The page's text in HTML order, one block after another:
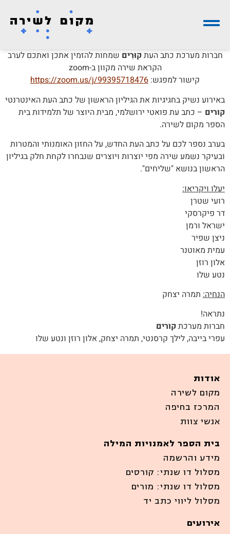
חברות מערכת כתב העתקוּרִים שמחות להזמין אתכן ואתכם לערב
הקראת שירה מקוון ב-zoom
קישור למפגש: https://zoom.us/j/99395718476
באירוע נשיק בחגיגיות את הגיליון הראשון של כתב העת האינטרנטי
קורים – כתב עת פואטי ירושלמי, מבית היוצר של תלמידות בית
הספר מקום לשירה.
בערב נספר לכם על כתב העת החדש, על החזון האומנותי והמטרות
ובעיקר נשמע שירה מפי יוצרות ויוצרים שנבחרו לקחת חלק בגיליון
הראשון בנושא "שליחים".
יעלו ויקריאו:
רועי שטרן
דר פיקרסקי
ישראל ורמן
ניצן שפיר
עמית מאוטנר
אלון רוזן
נטע שלו
הנחיה: תמרה יצחק
נתראה!
חברות מערכתקורים
עפרי בייבה, לילך קרסנטי, תמרה יצחק, אלון רוזן ונטע שלו
אודות
מקום לשירה
המרכז בחיפה
אנשי צוות
בית הספר לאמנויות המילה
מידע והרשמה
מסלול דו שנתי: קורסים
מסלול דו שנתי: מורים
מסלול ליווי כתב יד
אירועים